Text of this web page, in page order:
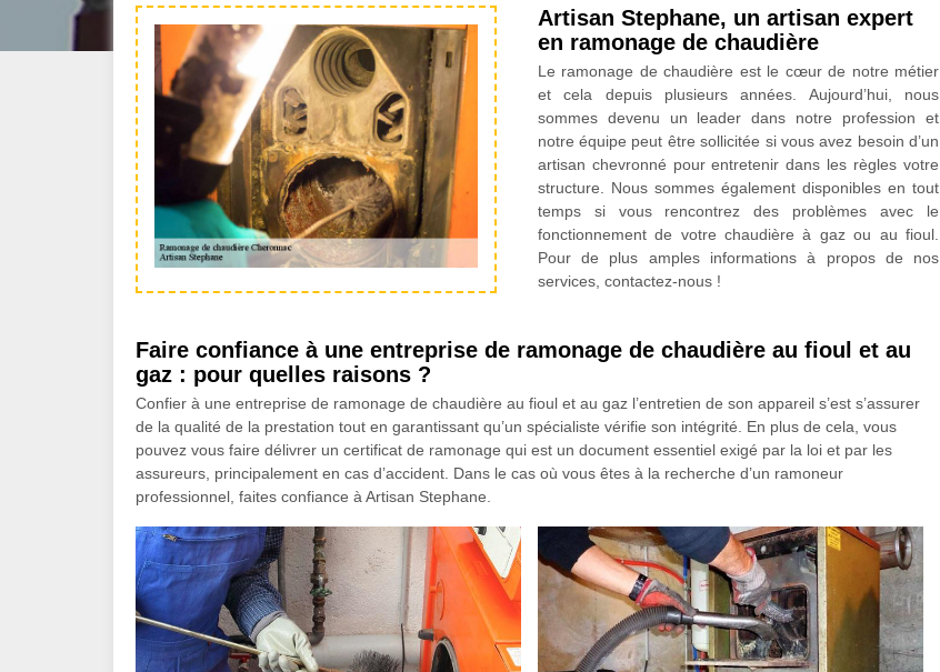
Artisan Stephane, un artisan expert
en ramonage de chaudière
Le ramonage de chaudière est le cœur de notre métier
et cela depuis plusieurs années. Aujourd’hui, nous
sommes devenu un leader dans notre profession et
notre équipe peut être sollicitée si vous avez besoin d’un
artisan chevronné pour entretenir dans les règles votre
structure. Nous sommes également disponibles en tout
temps si vous rencontrez des problèmes avec le
fonctionnement de votre chaudière à gaz ou au fioul.
Pour de plus amples informations à propos de nos
services, contactez-nous !
Faire confiance à une entreprise de ramonage de chaudière au fioul et au
gaz : pour quelles raisons ?
Confier à une entreprise de ramonage de chaudière au fioul et au gaz l’entretien de son appareil s’est s’assurer
de la qualité de la prestation tout en garantissant qu’un spécialiste vérifie son intégrité. En plus de cela, vous
pouvez vous faire délivrer un certificat de ramonage qui est un document essentiel exigé par la loi et par les
assureurs, principalement en cas d’accident. Dans le cas où vous êtes à la recherche d’un ramoneur
professionnel, faites confiance à Artisan Stephane.